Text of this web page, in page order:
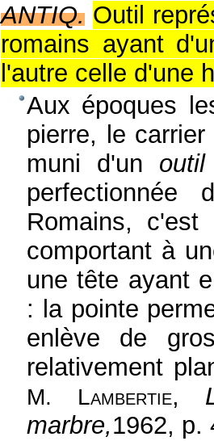
ANTIQ. Outil
romains ayant
l'autre celle d'une
Aux époques
pierre, le
muni d'un outil
Romains, c'est
comportant à
une tête ayant
: la pointe
enlève de
relativement
M. Lambertie,
marbre,1962, p.